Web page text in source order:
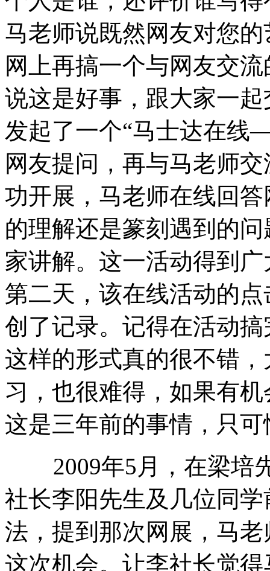
马老师说既然网友对您
网上再搞一个与网友交
说这是好事，跟大家一
发起了一个“马士达在
网友提问，再与马老师
功开展，马老师在线回
的理解还是篆刻遇到的
家讲解。这一活动得到
第二天，该在线活动的
创了记录。记得在活动
这样的形式真的很不错
习，也很难得，如果有
这是三年前的事情，只
2009年5月，在梁培
社长李阳先生及几位同
法，提到那次网展，马
这次机会。让李社长觉